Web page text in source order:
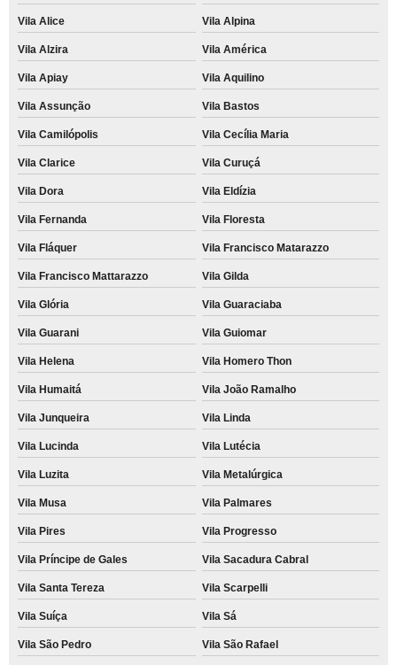
Vila Alice Vila Alpina
Vila Alzira Vila América
Vila Apiay Vila Aquilino
Vila Assunção Vila Bastos
Vila Camilópolis Vila Cecília Maria
Vila Clarice Vila Curuçá
Vila Dora Vila Eldízia
Vila Fernanda Vila Floresta
Vila Fláquer Vila Francisco Matarazzo
Vila Francisco Mattarazzo Vila Gilda
Vila Glória Vila Guaraciaba
Vila Guarani Vila Guiomar
Vila Helena Vila Homero Thon
Vila Humaitá Vila João Ramalho
Vila Junqueira Vila Linda
Vila Lucinda Vila Lutécia
Vila Luzita Vila Metalúrgica
Vila Musa Vila Palmares
Vila Pires Vila Progresso
Vila Príncipe de Gales Vila Sacadura Cabral
Vila Santa Tereza Vila Scarpelli
Vila Suíça Vila Sá
Vila São Pedro Vila São Rafael